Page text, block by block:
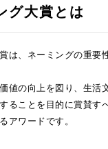
グ大賞とは
は、ネーミングの重要
値の向上を図り、生活
ることを目的に賞賛す
アワードです。